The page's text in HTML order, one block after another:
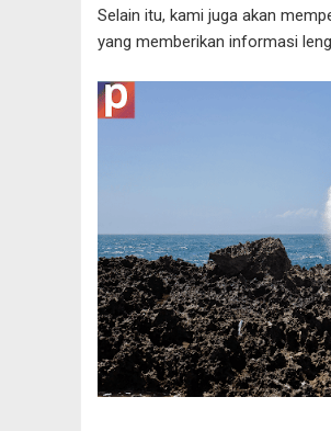
Selain itu, kami juga akan
yang memberikan informasi